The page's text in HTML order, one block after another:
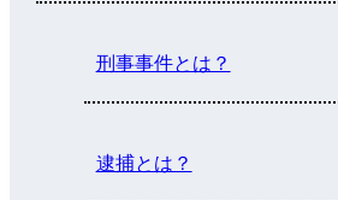
刑事事件とは？
逮捕とは？